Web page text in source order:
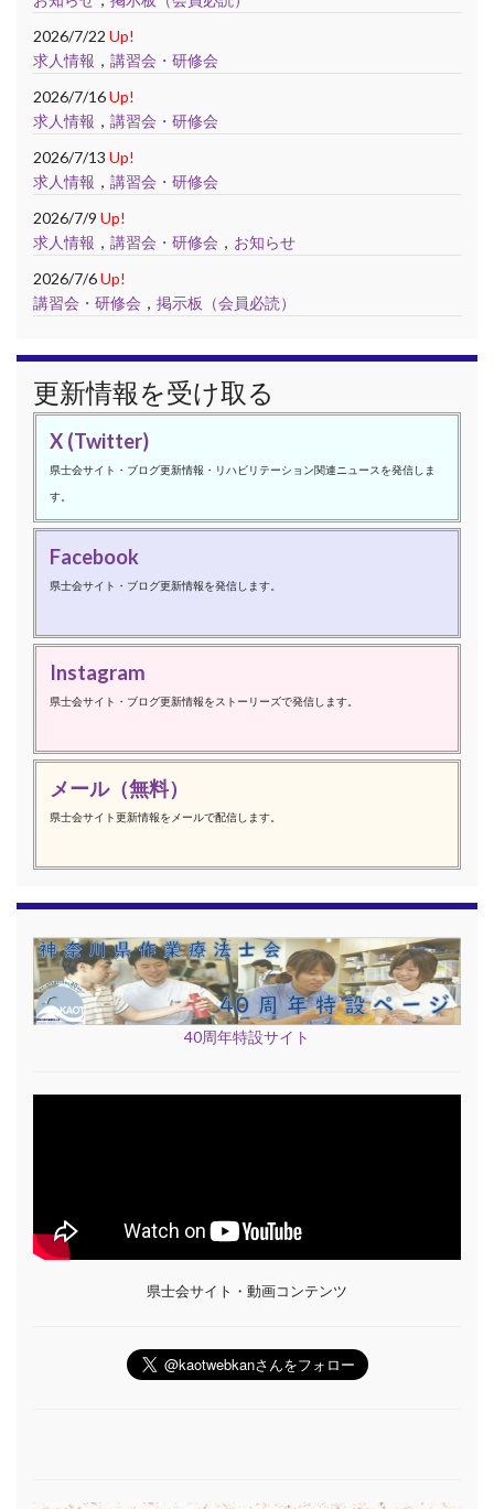
2026/7/22 Up!
求人情報 ， 講習会・研修会
2026/7/16Up!
求人情報 ， 講習会・研修会
2026/7/13 Up!
求人情報 ， 講習会・研修会
2026/7/9 Up!
求人情報 ， 講習会・研修会 ， お知らせ
2026/7/6Up!
講習会・研修会 ， 掲示板（会員必読）
更新情報を受け取る
X (Twitter)
県士会サイト・ブログ更新情報・リハビリテーション関連ニュースを発信しま
す。
Facebook
県士会サイト・ブログ更新情報を発信します。
Instagram
県士会サイト・ブログ更新情報をストーリーズで発信します。
メール（無料）
県士会サイト更新情報をメールで配信します。
40周年特設サイト
県士会サイト・動画コンテンツ